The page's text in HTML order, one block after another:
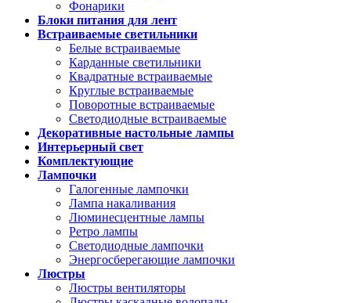
Фонарики
Блоки питания для лент
Встраиваемые светильники
Белые встраиваемые
Карданные светильники
Квадратные встраиваемые
Круглые встраиваемые
Поворотные встраиваемые
Светодиодные встраиваемые
Декоративные настольные лампы
Интерьерный свет
Комплектующие
Лампочки
Галогенные лампочки
Лампа накаливания
Люминесцентные лампы
Ретро лампы
Светодиодные лампочки
Энергосберегающие лампочки
Люстры
Люстры вентиляторы